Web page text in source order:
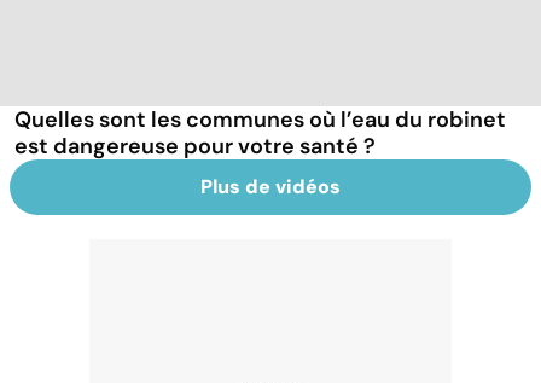
Quelles sont les communes où l’eau du robinet
est dangereuse pour votre santé ?
Plus de vidéos